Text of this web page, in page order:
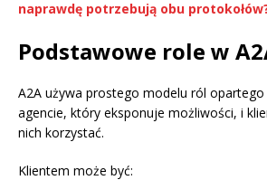
naprawdę potrzebują obu
Podstawowe role w
A2A używa prostego modelu ról
agencie, który eksponuje możliwości, i
nich korzystać.
Klientem może być: